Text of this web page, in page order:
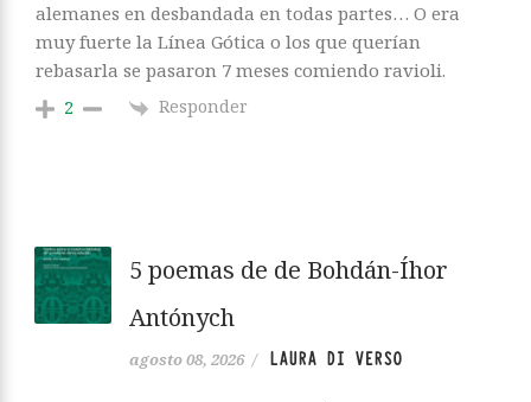
alemanes en desbandada en todas partes… O era
muy fuerte la Línea Gótica o los que querían
rebasarla se pasaron 7 meses comiendo ravioli.
2 Responder
5 poemas de de Bohdán-Íhor
Antónych
agosto 08, 2026 / LAURA DI VERSO